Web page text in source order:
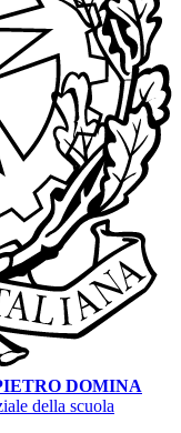
DOMINA
della scuola